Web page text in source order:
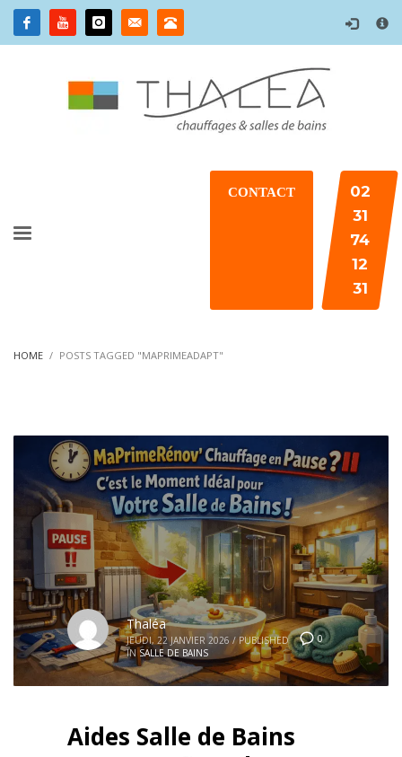
×
CONTACT
02
31
74
12
31
HOME POSTS TAGGED "MAPRIMEADAPT"
0
Thaléa
JEUDI, 22 JANVIER 2026 / PUBLISHED
IN SALLE DE BAINS
Aides Salle de Bains